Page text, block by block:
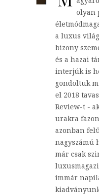
olyan
a luxus
bizony
és a hazai
interjúk is
gondoltuk
el 2018
Review-t -
urakra
azonban
nagyszámú
már csak
immár